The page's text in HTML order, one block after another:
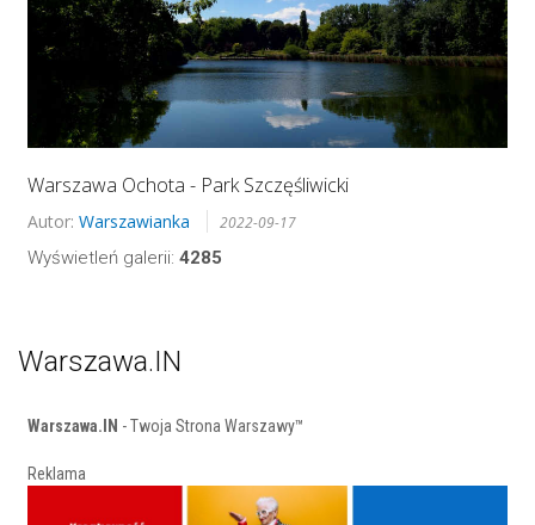
Warszawa Ochota - Park Szczęśliwicki
Autor: Warszawianka 2022-09-17
Wyświetleń galerii: 4285
Warszawa.IN
Warszawa.IN - Twoja Strona Warszawy™
Reklama